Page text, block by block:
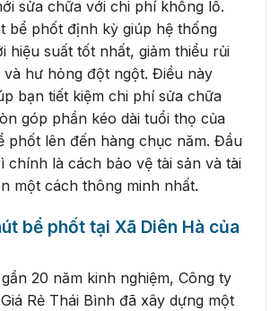
sửa chữa với chi phí khổng lồ.
bể phốt định kỳ giúp hệ thống
hiệu suất tốt nhất, giảm thiểu rủi
hư hỏng đột ngột. Điều này
bạn tiết kiệm chi phí sửa chữa
góp phần kéo dài tuổi thọ của
phốt lên đến hàng chục năm. Đầu
chính là cách bảo vệ tài sản và tài
một cách thông minh nhất.
bể phốt tại Xã Diên Hà của
20 năm kinh nghiệm, Công ty
Rẻ Thái Bình đã xây dựng một